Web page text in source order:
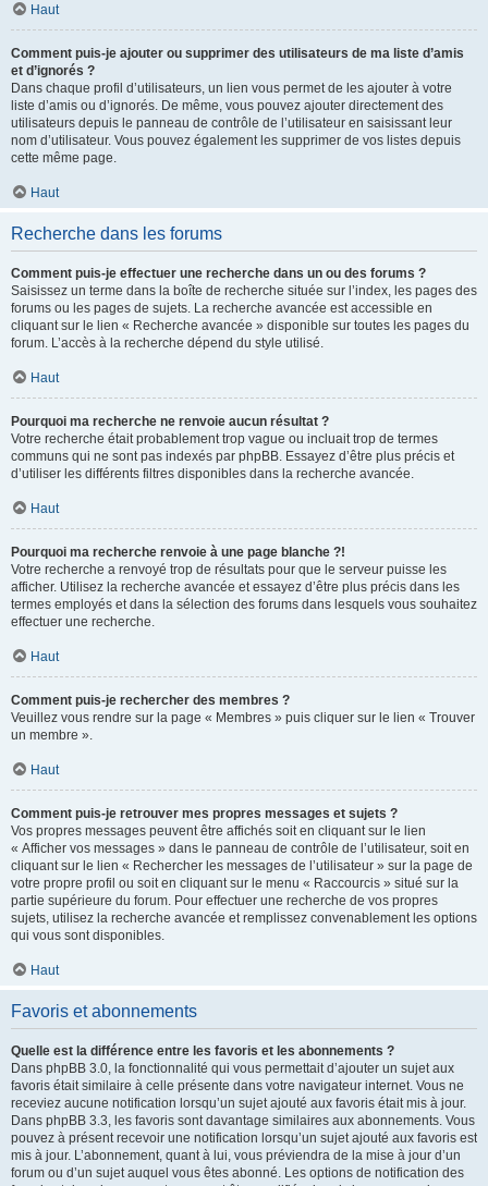
Haut
Comment puis-je ajouter ou supprimer des utilisateurs de ma liste d’amis
et d’ignorés ?
Dans chaque profil d’utilisateurs, un lien vous permet de les ajouter à votre
liste d’amis ou d’ignorés. De même, vous pouvez ajouter directement des
utilisateurs depuis le panneau de contrôle de l’utilisateur en saisissant leur
nom d’utilisateur. Vous pouvez également les supprimer de vos listes depuis
cette même page.
Haut
Recherche dans les forums
Comment puis-je effectuer une recherche dans un ou des forums ?
Saisissez un terme dans la boîte de recherche située sur l’index, les pages des
forums ou les pages de sujets. La recherche avancée est accessible en
cliquant sur le lien « Recherche avancée » disponible sur toutes les pages du
forum. L’accès à la recherche dépend du style utilisé.
Haut
Pourquoi ma recherche ne renvoie aucun résultat ?
Votre recherche était probablement trop vague ou incluait trop de termes
communs qui ne sont pas indexés par phpBB. Essayez d’être plus précis et
d’utiliser les différents filtres disponibles dans la recherche avancée.
Haut
Pourquoi ma recherche renvoie à une page blanche ?!
Votre recherche a renvoyé trop de résultats pour que le serveur puisse les
afficher. Utilisez la recherche avancée et essayez d’être plus précis dans les
termes employés et dans la sélection des forums dans lesquels vous souhaitez
effectuer une recherche.
Haut
Comment puis-je rechercher des membres ?
Veuillez vous rendre sur la page « Membres » puis cliquer sur le lien « Trouver
un membre ».
Haut
Comment puis-je retrouver mes propres messages et sujets ?
Vos propres messages peuvent être affichés soit en cliquant sur le lien
« Afficher vos messages » dans le panneau de contrôle de l’utilisateur, soit en
cliquant sur le lien « Rechercher les messages de l’utilisateur » sur la page de
votre propre profil ou soit en cliquant sur le menu « Raccourcis » situé sur la
partie supérieure du forum. Pour effectuer une recherche de vos propres
sujets, utilisez la recherche avancée et remplissez convenablement les options
qui vous sont disponibles.
Haut
Favoris et abonnements
Quelle est la différence entre les favoris et les abonnements ?
Dans phpBB 3.0, la fonctionnalité qui vous permettait d’ajouter un sujet aux
favoris était similaire à celle présente dans votre navigateur internet. Vous ne
receviez aucune notification lorsqu’un sujet ajouté aux favoris était mis à jour.
Dans phpBB 3.3, les favoris sont davantage similaires aux abonnements. Vous
pouvez à présent recevoir une notification lorsqu’un sujet ajouté aux favoris est
mis à jour. L’abonnement, quant à lui, vous préviendra de la mise à jour d’un
forum ou d’un sujet auquel vous êtes abonné. Les options de notification des